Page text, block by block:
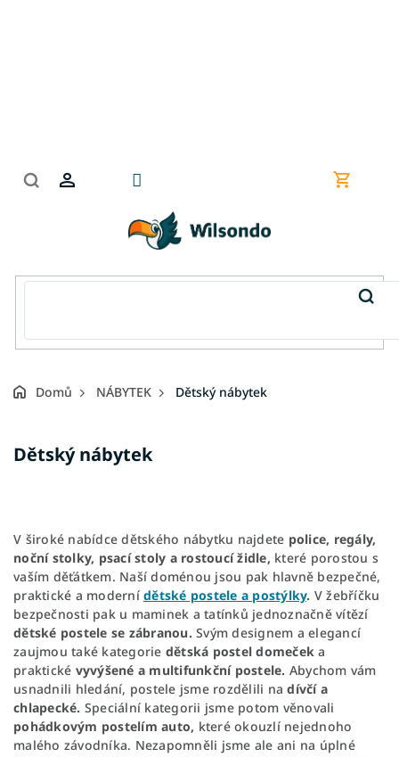
Nákupní
Domů NÁBYTEK Dětský nábytek
Dětský nábytek
V široké nabídce dětského nábytku najdete police, regály,
noční stolky, psací stoly a rostoucí židle, které porostou s
vaším děťátkem. Naší doménou jsou pak hlavně bezpečné,
praktické a moderní dětské postele a postýlky. V žebříčku
bezpečnosti pak u maminek a tatínků jednoznačně vítězí
dětské postele se zábranou. Svým designem a elegancí
zaujmou také kategorie dětská postel domeček a
praktické vyvýšené a multifunkční postele. Abychom vám
usnadnili hledání, postele jsme rozdělili nadívčí a
chlapecké. Speciální kategorii jsme potom věnovali
pohádkovým postelím auto, které okouzlí nejednoho
malého závodníka. Nezapomněli jsme ale ani na úplné